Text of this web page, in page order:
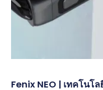
Fenix ​​​​NEO | เทคโนโ